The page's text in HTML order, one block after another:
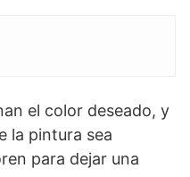
el color deseado, y
la pintura sea
para dejar una